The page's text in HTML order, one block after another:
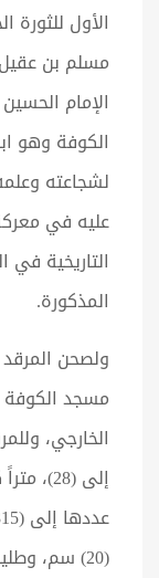
الأول
مسلم بن
الكوفة وهو
لشجاعته
عليه في
التاريخية
المذكورة.
ولصحن
مسجد الكوفة
الخارجي،
إلى
(20) سم،